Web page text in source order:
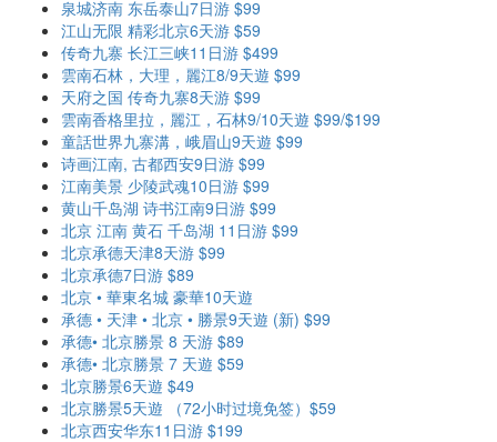
泉城济南 东岳泰山7日游 $99
江山无限 精彩北京6天游 $59
传奇九寨 长江三峡11日游 $499
雲南石林，大理，麗江8/9天遊 $99
天府之国 传奇九寨8天游 $99
雲南香格里拉，麗江，石林9/10天遊 $99/$199
童話世界九寨溝，峨眉山9天遊 $99
诗画江南, 古都西安9日游 $99
江南美景 少陵武魂10日游 $99
黄山千岛湖 诗书江南9日游 $99
北京 江南 黄石 千岛湖 11日游 $99
北京承德天津8天游 $99
北京承德7日游 $89
北京 • 華東名城 豪華10天遊
承德 • 天津 • 北京 • 勝景9天遊 (新) $99
承德• 北京勝景 8 天游 $89
承德• 北京勝景 7 天遊 $59
北京勝景6天遊 $49
北京勝景5天遊 （72小时过境免签）$59
北京西安华东11日游 $199